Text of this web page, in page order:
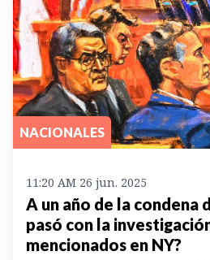
NACIONALES
11:20 AM 26 jun. 2025
A un año de la condena
pasó con la
mencionados en NY?